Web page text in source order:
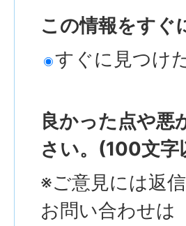
この情報をすぐ
すぐに見つけ
良かった点や悪
さい。(100文字
※ご意見には返
お問い合わせは